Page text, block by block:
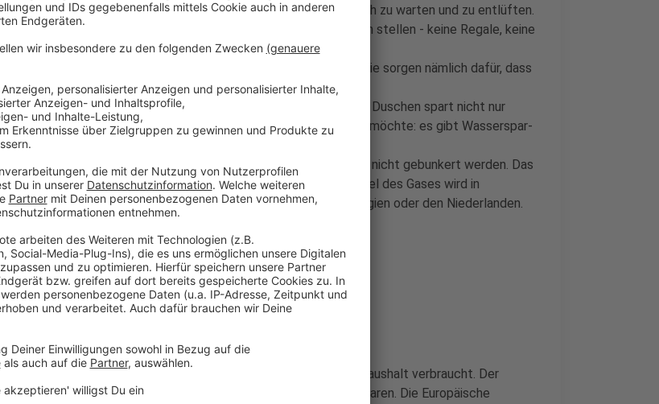
Beim Thema Heizung sollte auch beachtet werden, sie jährlich zu warten und zu entlüften.
Außerdem sollte man so wenig wie möglich vor die Heizungen stellen - keine Regale, keine
Sofas oder Schreibtische.
Wer Rollläden hat, sollte sie nachts definitiv runtermachen. Die sorgen nämlich dafür, dass
Wärme nicht verloren geht.
Wer gerne badet anstatt zu duschen, sollte umdenken. Denn Duschen spart nicht nur
Wasser, sondern auch Wärme. Wer auf Nummer sicher gehen möchte: es gibt Wasserspar-
Duschköpfe für ca. 20 Euro.
Für alle Gasgriller unter euch: Die Propangasflaschen müssen nicht gebunkert werden. Das
Gas wird nicht aus Erdgas aus Russland gewonnen, zwei Drittel des Gases wird in
Deutschland produziert. Der Rest kommt aus Norwegen, Belgien oder den Niederlanden.
Anzeige
Gas-Sparen: Das kann die Industrie beitragen
Anzeige
Nur knapp 30 Prozent vom Erdgas, das wir verbrauchen, wird im Haushalt verbraucht. Der
größte Teil geht in die Industrie. Auch sie ist an der Reihe, einzusparen. Die Europäische